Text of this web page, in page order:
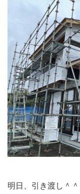
明日、引き渡し＾＾